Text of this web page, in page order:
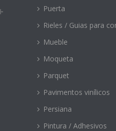
Puerta
Rieles / Guias para
Mueble
Moqueta
Parquet
Pavimentos vinílicos
Persiana
Pintura / Adhesivos